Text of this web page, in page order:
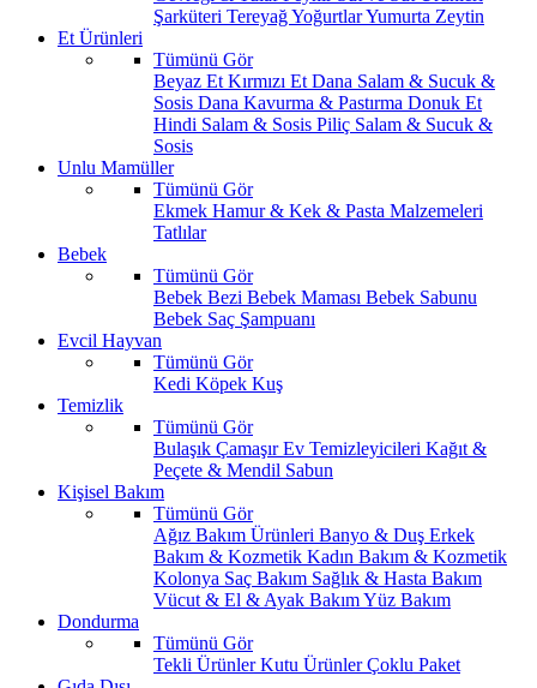
Şarküteri TereyağYoğurtlarYumurta Zeytin
Et Ürünleri
Tümünü Gör
Beyaz Et Kırmızı Et Dana Salam & Sucuk &
Sosis Dana Kavurma & Pastırma Donuk Et
Hindi Salam & Sosis Piliç Salam & Sucuk &
Sosis
Unlu Mamüller
Tümünü Gör
Ekmek Hamur & Kek & Pasta Malzemeleri
Tatlılar
Bebek
Tümünü Gör
Bebek Bezi Bebek Maması Bebek Sabunu
Bebek Saç Şampuanı
Evcil Hayvan
Tümünü Gör
Kedi Köpek Kuş
Temizlik
Tümünü Gör
Bulaşık ÇamaşırEv Temizleyicileri Kağıt &
Peçete & Mendil Sabun
Kişisel Bakım
Tümünü Gör
Ağız Bakım Ürünleri Banyo & Duş Erkek
Bakım & Kozmetik Kadın Bakım & Kozmetik
Kolonya Saç Bakım Sağlık & Hasta Bakım
Vücut & El & Ayak BakımYüz Bakım
Dondurma
Tümünü Gör
Tekli ÜrünlerKutu ÜrünlerÇoklu Paket